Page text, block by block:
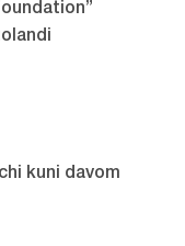
kuni davom